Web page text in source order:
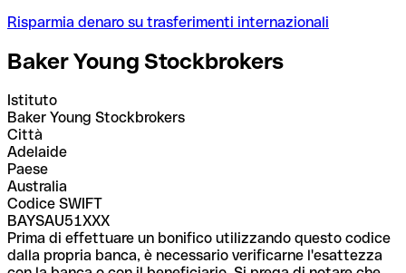
Risparmia denaro su trasferimenti internazionali
Baker Young Stockbrokers
Istituto
Baker Young Stockbrokers
Città
Adelaide
Paese
Australia
Codice SWIFT
BAYSAU51XXX
Prima di effettuare un bonifico utilizzando questo codice
dalla propria banca, è necessario verificarne l'esattezza